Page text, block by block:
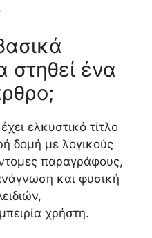
στηθεί ένα
ελκυστικό τίτλο
δομή με λογικούς
παραγράφους,
και φυσική
χρήστη.